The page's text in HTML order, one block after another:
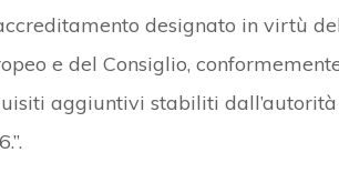
designato in virtù
e del Consiglio,
aggiuntivi stabiliti